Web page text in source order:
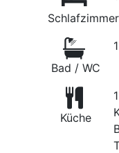
Schlafzimmer
Bad / WC
Küche